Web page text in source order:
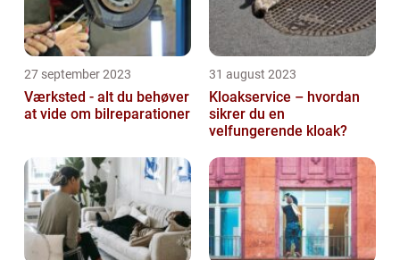
27 september 2023
Værksted - alt du behøver
at vide om bilreparationer
31 august 2023
Kloakservice – hvordan
sikrer du en
velfungerende kloak?